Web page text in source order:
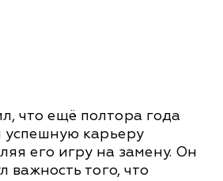
что ещё полтора года
успешную карьеру
его игру на замену. Он
важность того, что